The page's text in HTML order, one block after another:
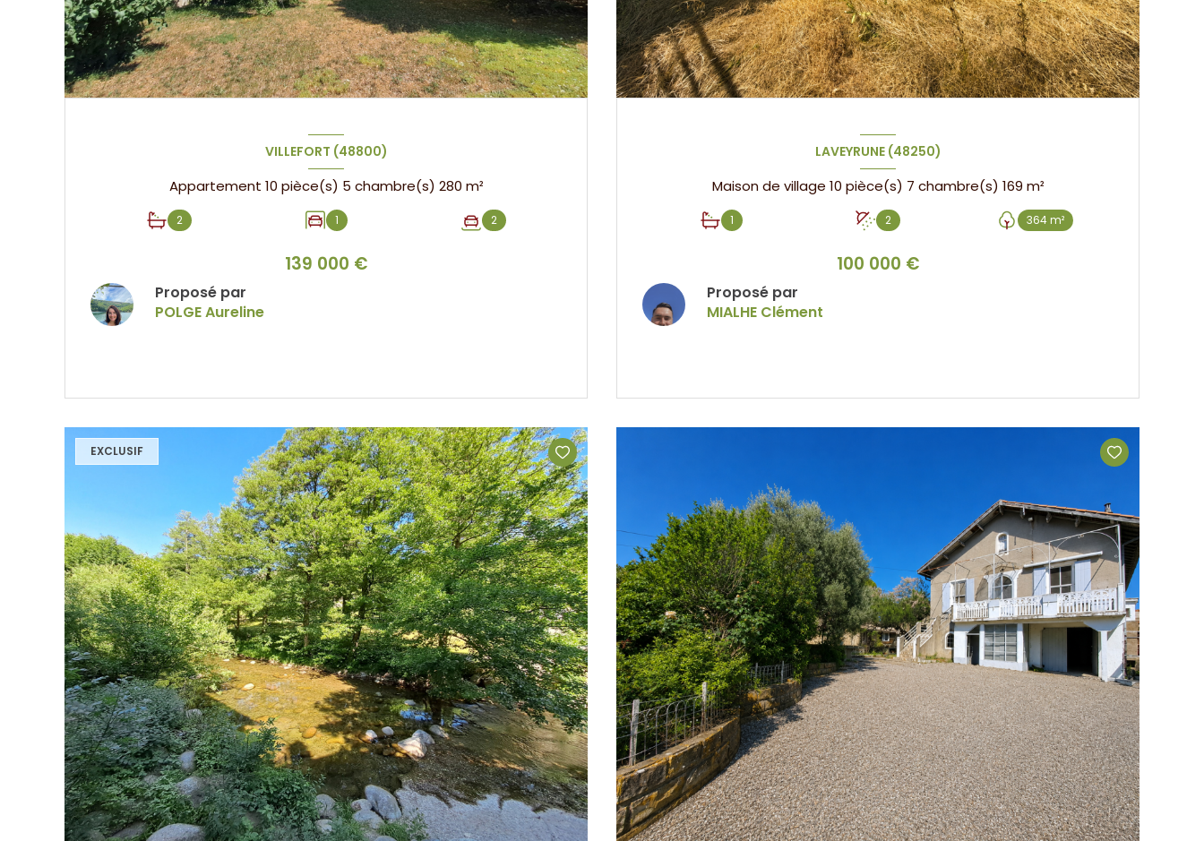
VILLEFORT (48800)
Appartement 10 pièce(s) 5 chambre(s) 280 m²
2 1 2
139 000 €
Proposé par
POLGE Aureline
LAVEYRUNE (48250)
Maison de village 10 pièce(s) 7 chambre(s) 169 m²
1 2 364 m²
100 000 €
Proposé par
MIALHE Clément
EXCLUSIF